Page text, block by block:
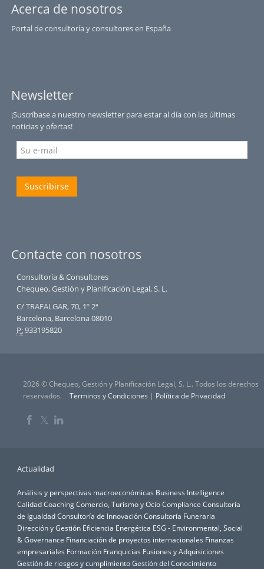
Acerca de nosotros
Portal de consultoría y consultores en España
Newsletter
¡Suscríbase a nuestro newsletter para estar al día con las últimas
noticias y ofertas!
Suscribirse
Contacte con nosotros
Consultoría & Consultores
Chequeo, Gestión y Planificación Legal, S. L.
C/ TRAFALGAR, 70, 1º 2ª
Barcelona, Barcelona 08010
P:933195820
2026 © Chequeo, Gestión y Planificación Legal, S. L.. Todos los derechos
reservados.
Terminos y Condiciones | Política de Privacidad
𝕏
Actualidad
Análisis y perspectivas macroeconómicas Business Intelligence
CalidadCoachingComercio, Turismo y OcioCompliance Consultoría
de IgualdadConsultoría de InnovaciónConsultoría Funeraria
Dirección y Gestión Eficiencia Energética ESG - Environmental, Social
& Governance Financiación de proyectos internacionales Finanzas
empresariales Formación Franquicias Fusiones y Adquisiciones
Gestión de riesgos y cumplimientoGestión del Conocimiento